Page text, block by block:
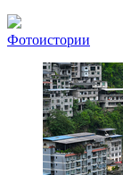
Фотоистории